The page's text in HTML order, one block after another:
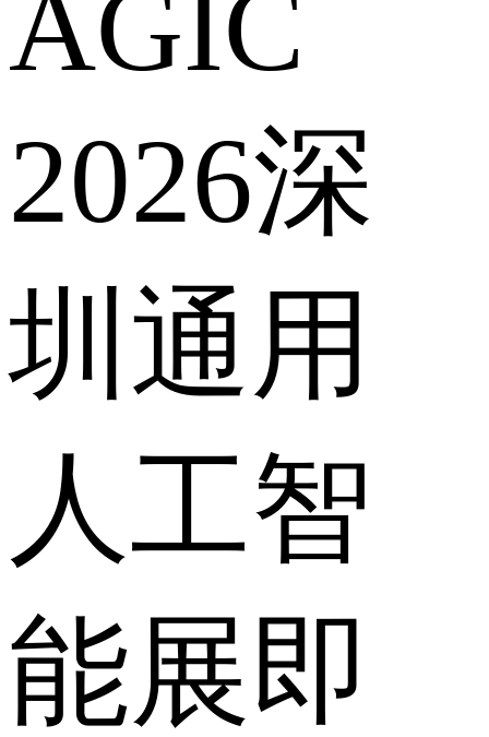
AGIC
2026深
圳通用
人工智
能展即